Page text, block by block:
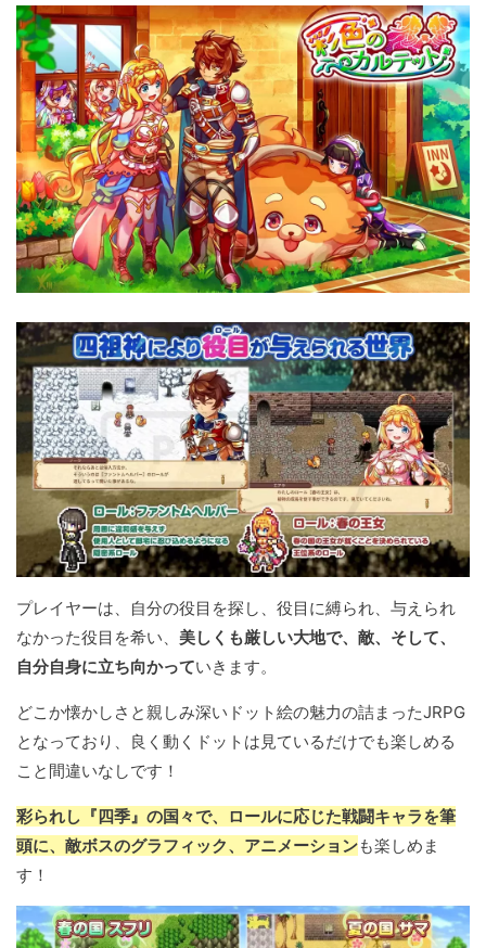
プレイヤーは、自分の役目を探し、役目に縛られ、与えられ
なかった役目を希い、 美しくも厳しい大地で、敵、そして、
自分自身に立ち向かっていきます。
どこか懐かしさと親しみ深いドット絵の魅力の詰まったJRPG
となっており、良く動くドットは見ているだけでも楽しめる
こと間違いなしです！
彩られし『四季』の国々で、ロールに応じた戦闘キャラを筆
頭に、敵ボスのグラフィック、アニメーションも楽しめま
す！